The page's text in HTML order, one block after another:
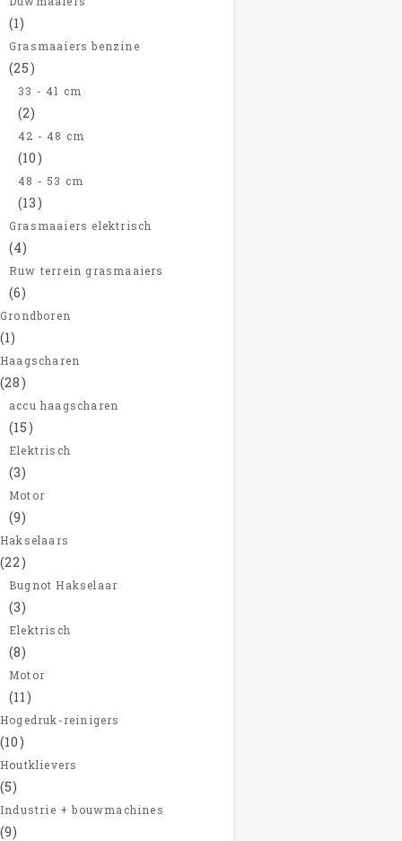
(1)
Grasmaaiers benzine
(25)
33 - 41 cm
(2)
42 - 48 cm
(10)
48 - 53 cm
(13)
Grasmaaiers elektrisch
(4)
Ruw terrein grasmaaiers
(6)
Grondboren
(1)
Haagscharen
(28)
accu haagscharen
(15)
Elektrisch
(3)
Motor
(9)
Hakselaars
(22)
Bugnot Hakselaar
(3)
Elektrisch
(8)
Motor
(11)
Hogedruk-reinigers
(10)
Houtklievers
(5)
Industrie + bouwmachines
(9)